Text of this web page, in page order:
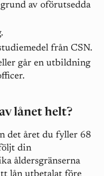
av oförutsedda
från CSN.
går en utbildning
lånet helt?
det året du fyller 68
din
åldersgränserna